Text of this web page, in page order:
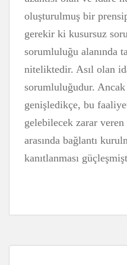
oluşturulmuş bir
gerekir ki kusursuz
sorumluluğu alanında
niteliktedir. Asıl olan
sorumluluğudur.
genişledikçe, bu
gelebilecek zarar
arasında bağlantı
kanıtlanması